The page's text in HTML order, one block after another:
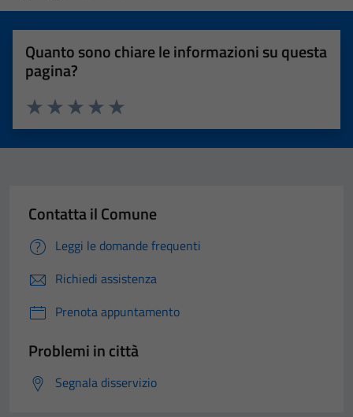
Quanto sono chiare le informazioni su questa
pagina?
Valuta 5 stelle su 5
Valuta 4 stelle su 5
Valuta 3 stelle su 5
Valuta 2 stelle su 5
Valuta 1 stelle su 5
Contatta il Comune
Leggi le domande frequenti
Richiedi assistenza
Prenota appuntamento
Problemi in città
Segnala disservizio